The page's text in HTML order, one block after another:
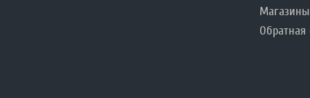
Магазины
Обратная